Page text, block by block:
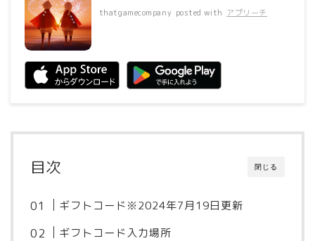
thatgamecompany posted with アプリーチ
閉じる
目次
ギフトコード※2024年7月19日更新
ギフトコード入力場所